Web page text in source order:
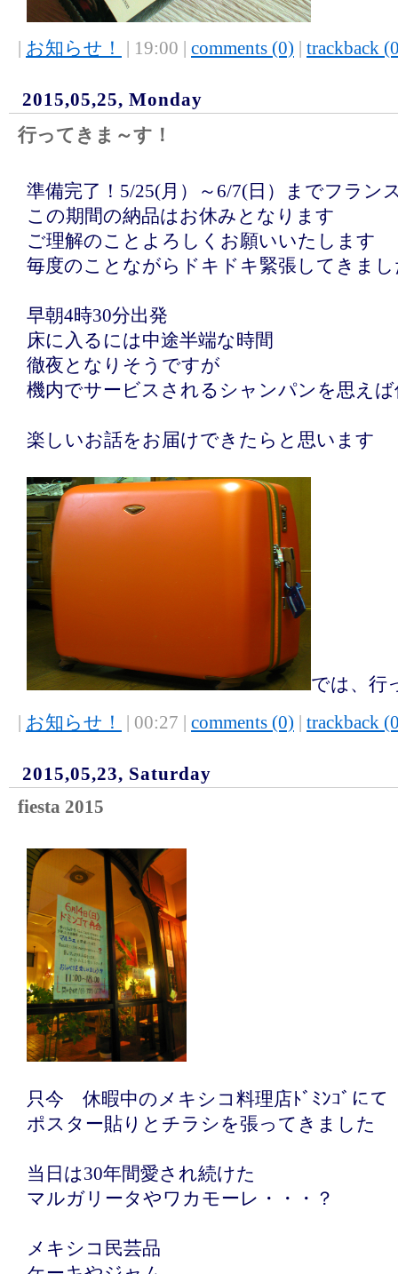
お知らせ！ | 19:00 | comments (0) trackback
2015,05,25, Monday
行ってきま～す！
準備完了！5/25(月）～6/7(日）までフラン
この期間の納品はお休みとなります
ご理解のことよろしくお願いいたします
毎度のことながらドキドキ緊張してきま
早朝4時30分出発
床に入るには中途半端な時間
徹夜となりそうですが
機内でサービスされるシャンパンを思え
楽しいお話をお届けできたらと思います
では、行
お知らせ！ | 00:27 | comments (0) trackback
2015,05,23, Saturday
fiesta 2015
只今 休暇中のメキシコ料理店ﾄﾞﾐﾝｺﾞにて
ポスター貼りとチラシを張ってきました
当日は30年間愛され続けた
マルガリータやワカモーレ・・・？
メキシコ民芸品